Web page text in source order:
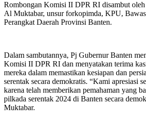
Rombongan Komisi II DPR RI disambut
Al Muktabar, unsur forkopimda, KPU,
Perangkat Daerah Provinsi Banten.
Dalam sambutannya, Pj Gubernur Banten
Komisi II DPR RI dan menyatakan terima
mereka dalam memastikan kesiapan dan
serentak secara demokratis. “Kami apresiasi
karena telah memberikan pemahaman yang
pilkada serentak 2024 di Banten secara
Muktabar.